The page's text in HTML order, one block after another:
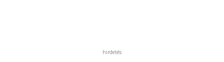
hirdetés